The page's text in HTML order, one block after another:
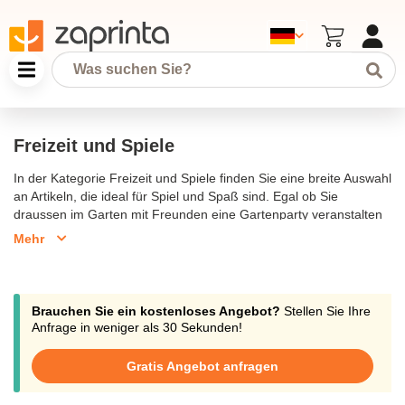
Freizeit und Spiele
In der Kategorie Freizeit und Spiele finden Sie eine breite Auswahl
an Artikeln, die ideal für Spiel und Spaß sind. Egal ob Sie
draussen im Garten mit Freunden eine Gartenparty veranstalten
oder drinnen mit der ganzen Familie unterhaltsame Spiele für
Spielerfahrung zu bieten, die sowohl die kindliche Neugierde als
auch die Freude am Lernen fördert. Besondere Auswahl an
endet. Für die Erwachsenen, die ein geselliges Beisammensein
bevorzugen, bietet die Kategorie auch Produkte, die für einen
grillabend oder eine gemütliche Runde mit Freunden geeignet
Mehr
Brauchen Sie ein kostenloses Angebot? Stellen Sie Ihre
Anfrage in weniger als 30 Sekunden!
Gratis Angebot anfragen